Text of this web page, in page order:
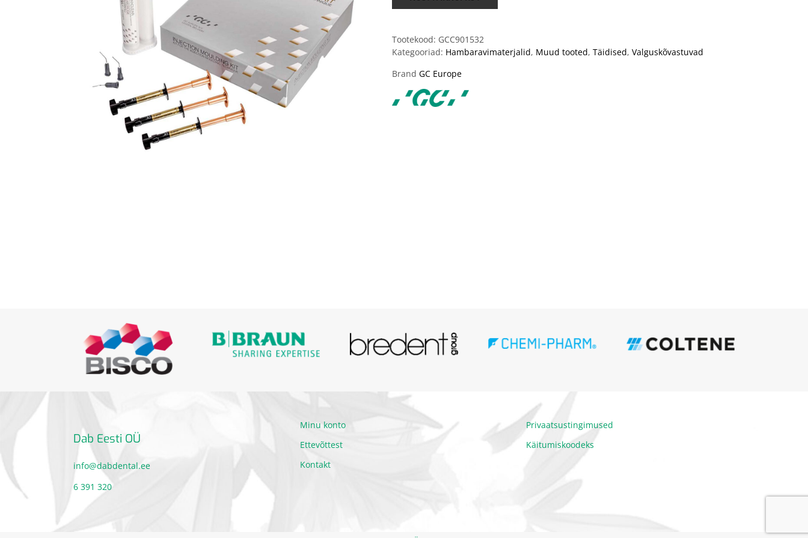
Tootekood: GCC901532
Kategooriad: Hambaravimaterjalid, Muud tooted, Täidised, Valguskõvastuvad
Brand GC Europe
Dab Eesti OÜ
info@dabdental.ee
6 391 320
Minu konto
Ettevõttest
Kontakt
Privaatsustingimused
Käitumiskoodeks